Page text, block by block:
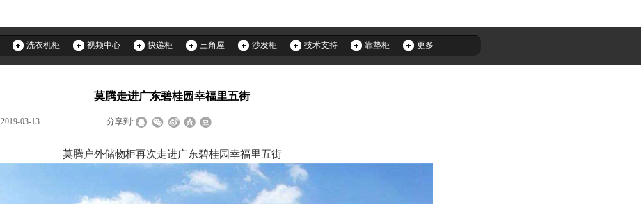
洗衣机柜 视频中心 快递柜 三角屋 沙发柜 技术支持 靠垫柜 更多
莫腾走进广东碧桂园幸福里五街
2019-03-13 分享到:
莫腾户外储物柜再次走进广东碧桂园幸福里五街